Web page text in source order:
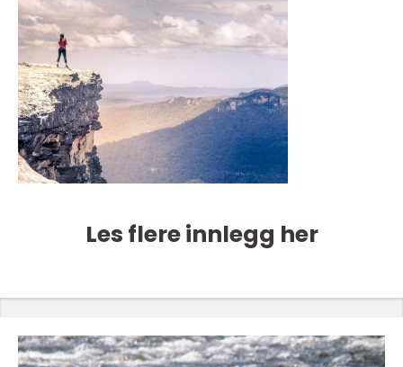
Les flere innlegg her